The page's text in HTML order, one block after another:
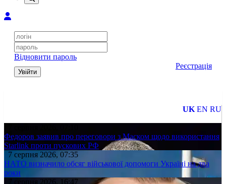
Відновити пароль
Увійти
Реєстрація
UK EN RU
Федоров заявив про переговори з Маском щодо використання
Starlink проти пускових РФ
7 серпня 2026, 07:35
НАТО визначило обсяг військової допомоги Україні на два
роки
7 серпня 2026, 16:47